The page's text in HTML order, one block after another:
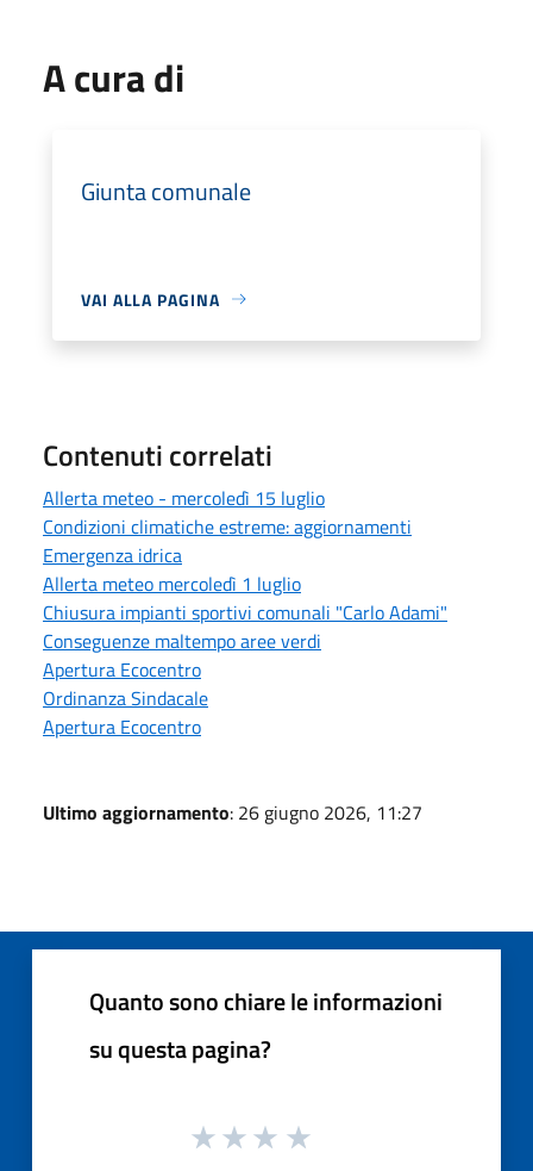
A cura di
Giunta comunale
VAI ALLA PAGINA
Contenuti correlati
Allerta meteo - mercoledì 15 luglio
Condizioni climatiche estreme: aggiornamenti
Emergenza idrica
Allerta meteo mercoledì 1 luglio
Chiusura impianti sportivi comunali "Carlo Adami"
Conseguenze maltempo aree verdi
Apertura Ecocentro
Ordinanza Sindacale
Apertura Ecocentro
Ultimo aggiornamento: 26 giugno 2026, 11:27
Quanto sono chiare le informazioni
su questa pagina?